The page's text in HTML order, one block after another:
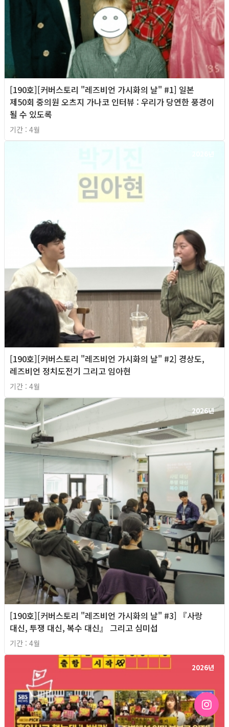
[190호][커버스토리 "레즈비언 가시화의 날" #1] 일본
제50회 중의원 오츠지 가나코 인터뷰 : 우리가 당연한 풍경이
될 수 있도록
기간 : 4월
[190호][커버스토리 "레즈비언 가시화의 날" #2] 경상도,
레즈비언 정치도전기 그리고 임아현
기간 : 4월
2026년
[190호][커버스토리 "레즈비언 가시화의 날" #3] 『사랑
대신, 투쟁 대신, 복수 대신』 그리고 심미섭
기간 : 4월
2026년